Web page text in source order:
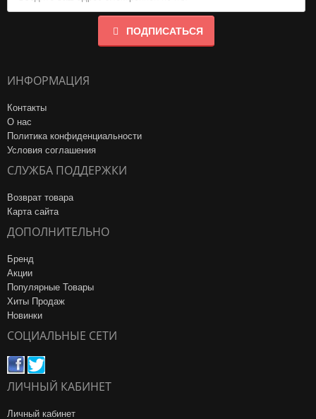
ПОДПИСАТЬСЯ
ИНФОРМАЦИЯ
Контакты
О нас
Политика конфиденциальности
Условия соглашения
СЛУЖБА ПОДДЕРЖКИ
Возврат товара
Карта сайта
ДОПОЛНИТЕЛЬНО
Бренд
Акции
Популярные Товары
Хиты Продаж
Новинки
СОЦИАЛЬНЫЕ СЕТИ
ЛИЧНЫЙ КАБИНЕТ
Личный кабинет